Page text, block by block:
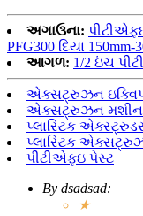
અગાઉના:
PFG300 દિયા 150mm-
આગળ: 1/2 ઇંચ
એક્સટ્રુઝન
એક્સટ્રુઝન
પ્લાસ્ટિક
પ્લાસ્ટિક
પીટીએફઇ પેસ્ટ
By dsadsad:
★